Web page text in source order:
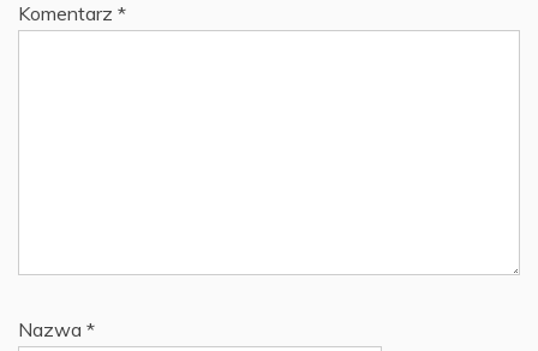
Komentarz *
Nazwa *